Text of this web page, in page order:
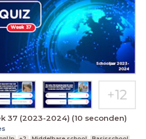
37 (2023-2024) (10 seconden)